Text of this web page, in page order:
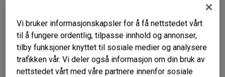
Liknende produkter
Vi bruker informasjonskapsler for å få nettstedet vårt
til å fungere ordentlig, tilpasse innhold og annonser,
tilby funksjoner knyttet til sosiale medier og analysere
trafikken vår. Vi deler også informasjon om din bruk av
nettstedet vårt med våre partnere innenfor sosiale